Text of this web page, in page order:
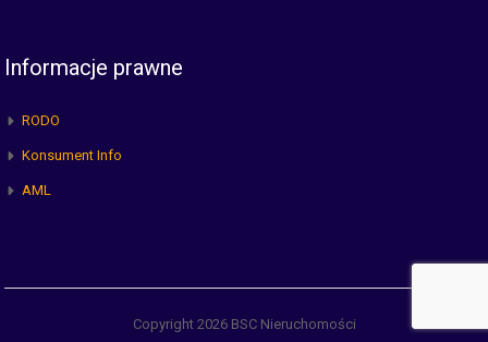
Informacje prawne
RODO
Konsument Info
AML
Copyright 2026 BSC Nieruchomości